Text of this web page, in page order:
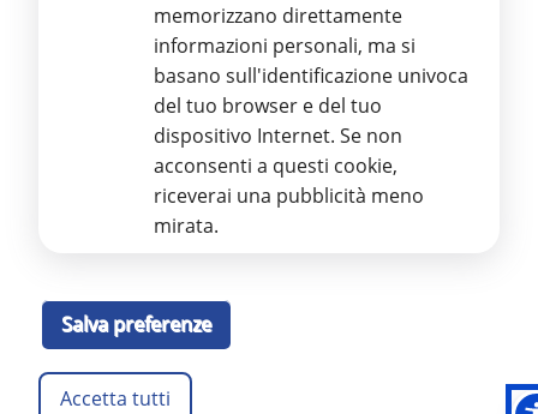
memorizzano direttamente
informazioni personali, ma si
basano sull'identificazione univoca
del tuo browser e del tuo
dispositivo Internet. Se non
acconsenti a questi cookie,
riceverai una pubblicità meno
mirata.
Salva preferenze
Accetta tutti
Ente del Terzo Settore
Iscritto al RUNTS con D.D.G. n. 2359 del 23/11/2022 e Repertorio
Partita IVA 03986590879 - Codice Fiscale 93116920872
Iscrizione REA: CT-299111
info@stamperiabrailleuic.it
amministrazione@pec.stamperiabrailleuic.it
GDPR – Regolamento Protezione Dati Personali
Leggi Informativa